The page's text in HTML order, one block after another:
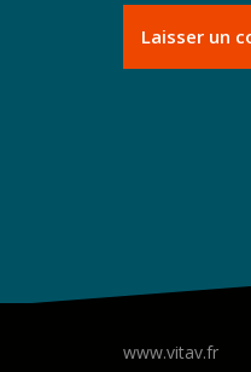
www.vitav.fr